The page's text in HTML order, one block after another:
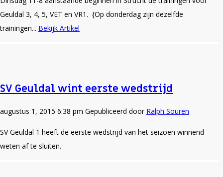
Geuldal 3, 4, 5, VET en VR1. {Op donderdag zijn dezelfde
trainingen... Bekijk Artikel
SV Geuldal wint eerste wedstrijd
augustus 1, 2015 6:38 pm Gepubliceerd door Ralph Souren
SV Geuldal 1 heeft de eerste wedstrijd van het seizoen winnend
weten af te sluiten.